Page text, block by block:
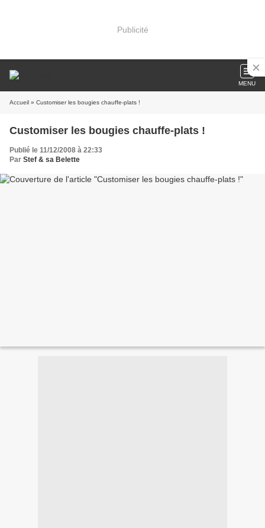
Publicité
MENU
Accueil » Customiser les bougies chauffe-plats !
Customiser les bougies chauffe-plats !
Publié le 11/12/2008 à 22:33
Par Stef & sa Belette